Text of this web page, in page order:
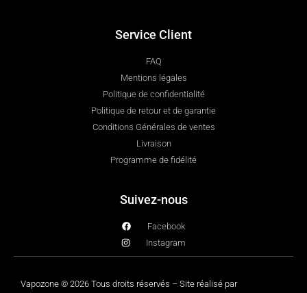
Service Client
FAQ
Mentions légales
Politique de confidentialité
Politique de retour et de garantie
Conditions Générales de ventes
Livraison
Programme de fidélité
Suivez-nous
Facebook
Instagram
Vapozone © 2026 Tous droits réservés – Site réalisé par